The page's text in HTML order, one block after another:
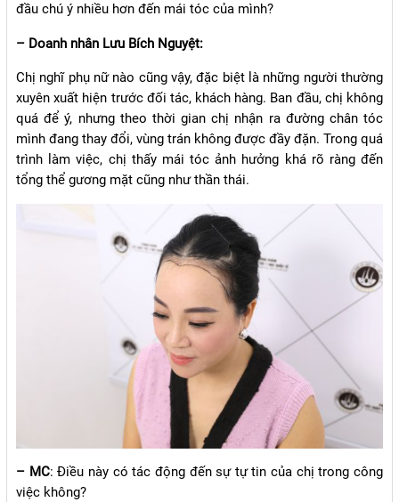
đầu chú ý nhiều hơn đến mái tóc của mình?
– Doanh nhân Lưu Bích Nguyệt:
Chị nghĩ phụ nữ nào cũng vậy, đặc biệt là những người thường
xuyên xuất hiện trước đối tác, khách hàng. Ban đầu, chị không
quá để ý, nhưng theo thời gian chị nhận ra đường chân tóc
mình đang thay đổi, vùng trán không được đầy đặn. Trong quá
trình làm việc, chị thấy mái tóc ảnh hưởng khá rõ ràng đến
tổng thể gương mặt cũng như thần thái.
– MC: Điều này có tác động đến sự tự tin của chị trong công
việc không?